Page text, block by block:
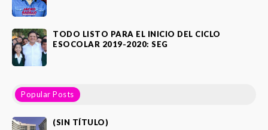
TODO LISTO PARA EL INICIO DEL CICLO
ESOCOLAR 2019-2020: SEG
Popular Posts
(SIN TÍTULO)